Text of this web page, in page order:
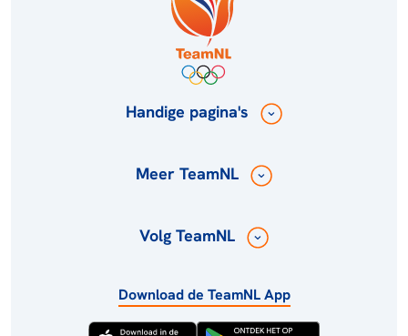
Handige pagina's
Meer TeamNL
Volg TeamNL
Download de TeamNL App